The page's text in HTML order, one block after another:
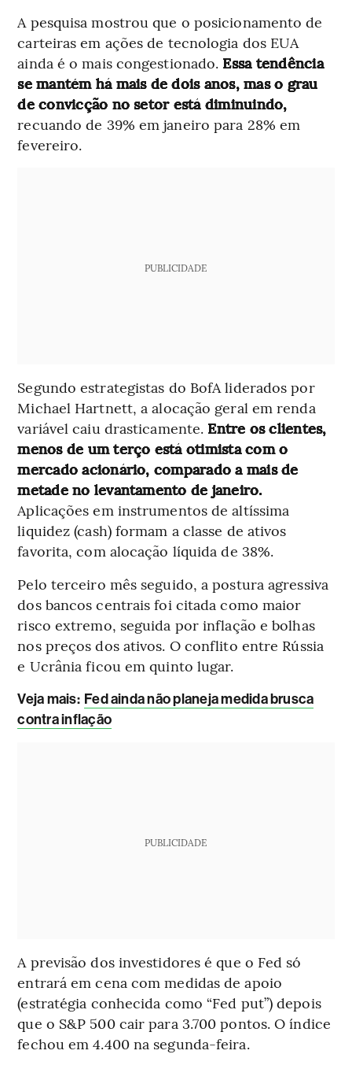
A pesquisa mostrou que o posicionamento de
carteiras em ações de tecnologia dos EUA
ainda é o mais congestionado. Essa tendência
se mantém há mais de dois anos, mas o grau
de convicção no setor está diminuindo,
recuando de 39% em janeiro para 28% em
fevereiro.
PUBLICIDADE
Segundo estrategistas do BofA liderados por
Michael Hartnett, a alocação geral em renda
variável caiu drasticamente. Entre os clientes,
menos de um terço está otimista com o
mercado acionário, comparado a mais de
metade no levantamento de janeiro.
Aplicações em instrumentos de altíssima
liquidez (cash) formam a classe de ativos
favorita, com alocação líquida de 38%.
Pelo terceiro mês seguido, a postura agressiva
dos bancos centrais foi citada como maior
risco extremo, seguida por inflação e bolhas
nos preços dos ativos. O conflito entre Rússia
e Ucrânia ficou em quinto lugar.
Veja mais: Fed ainda não planeja medida brusca
contra inflação
PUBLICIDADE
A previsão dos investidores é que o Fed só
entrará em cena com medidas de apoio
(estratégia conhecida como “Fed put”) depois
que o S&P 500 cair para 3.700 pontos. O índice
fechou em 4.400 na segunda-feira.